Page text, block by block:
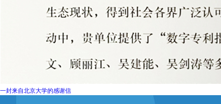
一封来自北京大学的感谢信